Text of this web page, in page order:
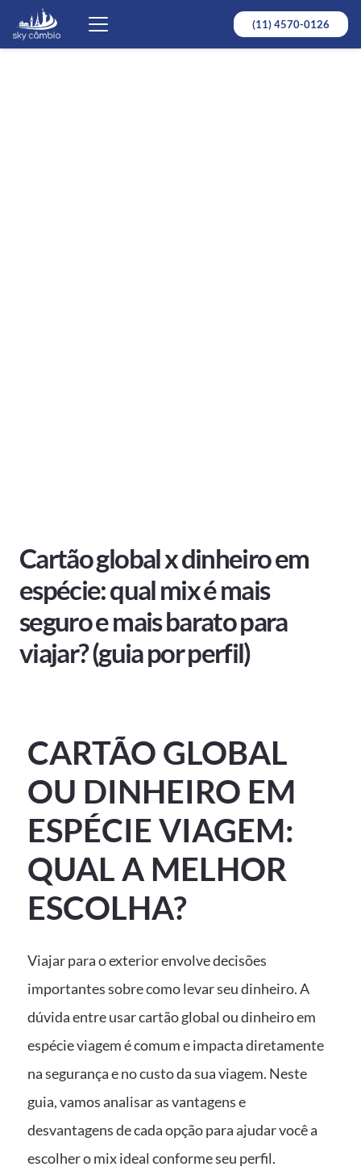
(11) 4570-0126
Cartão global x dinheiro em
espécie: qual mix é mais
seguro e mais barato para
viajar? (guia por perfil)
CARTÃO GLOBAL
OU DINHEIRO EM
ESPÉCIE VIAGEM:
QUAL A MELHOR
ESCOLHA?
Viajar para o exterior envolve decisões
importantes sobre como levar seu dinheiro. A
dúvida entre usar cartão global ou dinheiro em
espécie viagem é comum e impacta diretamente
na segurança e no custo da sua viagem. Neste
guia, vamos analisar as vantagens e
desvantagens de cada opção para ajudar você a
escolher o mix ideal conforme seu perfil.